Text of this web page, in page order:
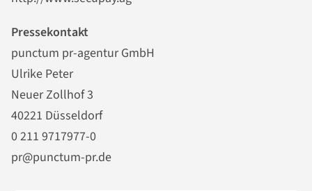
Pressekontakt
punctum pr-agentur GmbH
Ulrike Peter
Neuer Zollhof 3
40221 Düsseldorf
0 211 9717977-0
pr@punctum-pr.de